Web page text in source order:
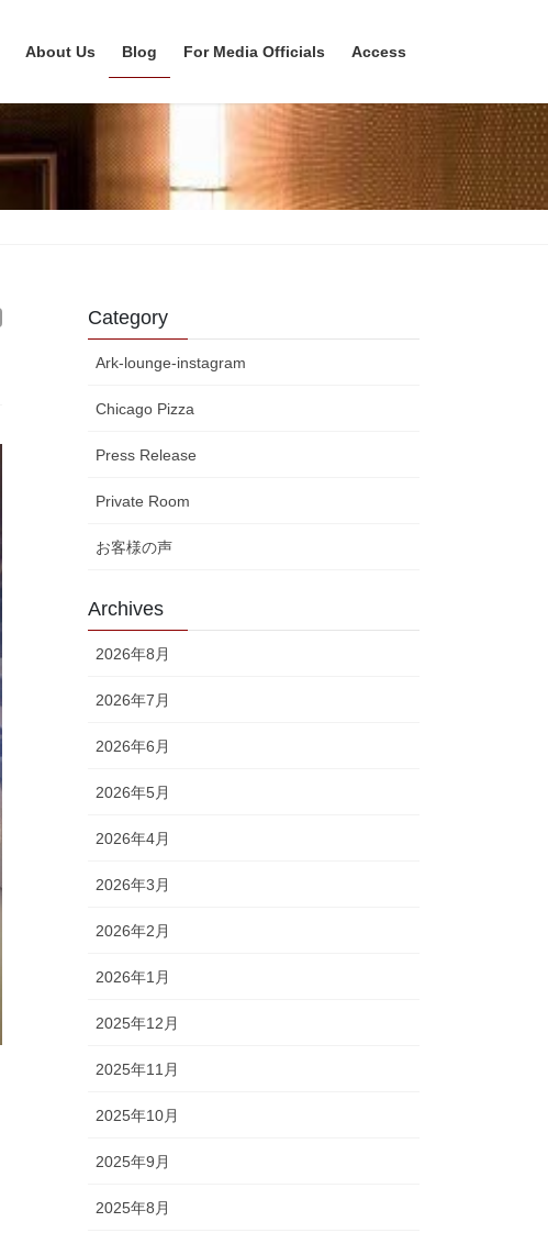
About Us Blog For Media Officials Access
Category
Ark-lounge-instagram
Chicago Pizza
Press Release
Private Room
お客様の声
Archives
2026年8月
2026年7月
2026年6月
2026年5月
2026年4月
2026年3月
2026年2月
2026年1月
2025年12月
2025年11月
2025年10月
2025年9月
2025年8月